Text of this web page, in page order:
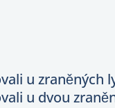
u zraněných
u dvou